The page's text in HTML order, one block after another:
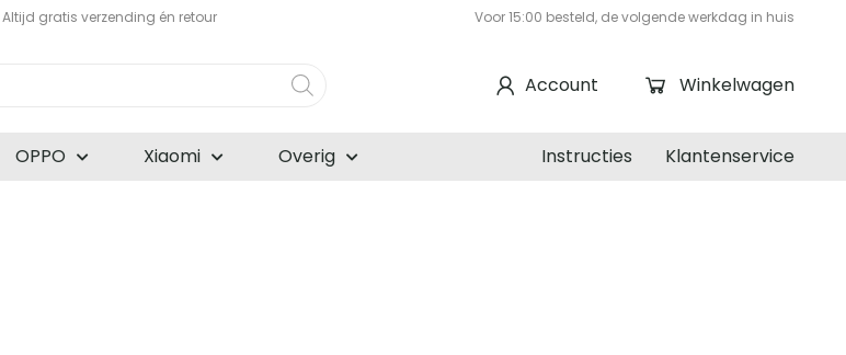
Altijd gratis verzending én retour Voor 15:00 besteld, de volgende werkdag in huis
Winkelwagen
Account
OPPO Xiaomi Overig Klantenservice
Instructies